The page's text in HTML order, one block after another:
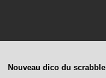
Nouveau dico du scrabble